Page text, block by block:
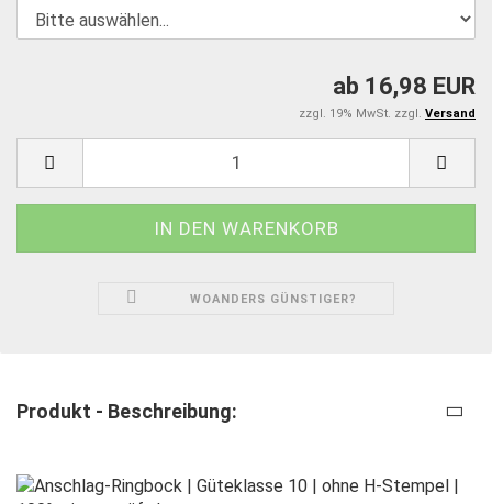
ab 16,98 EUR
zzgl. 19% MwSt. zzgl. Versand
WOANDERS GÜNSTIGER?
Produkt - Beschreibung: